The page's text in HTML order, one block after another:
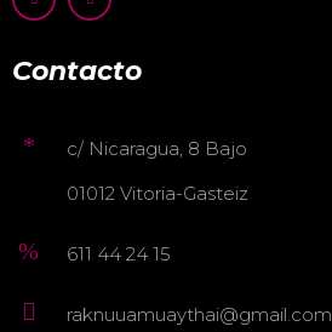
Contacto
c/ Nicaragua, 8 Bajo
01012 Vitoria-Gasteiz
611 44 24 15
raknuuamuaythai@gmail.com